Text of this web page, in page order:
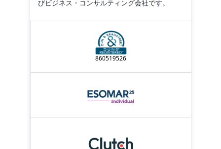
びビジネス・コンサルティング会社です。
860519526